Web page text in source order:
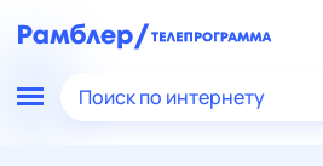
Поиск по интернету